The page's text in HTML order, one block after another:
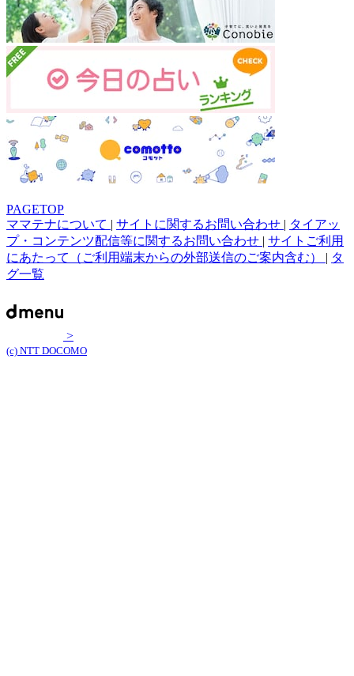
PAGETOP
ママテナについて | サイトに関するお問い合わせ | タイアッ
プ・コンテンツ配信等に関するお問い合わせ | サイトご利用
にあたって（ご利用端末からの外部送信のご案内含む） | タ
グ一覧
>
(c) NTT DOCOMO